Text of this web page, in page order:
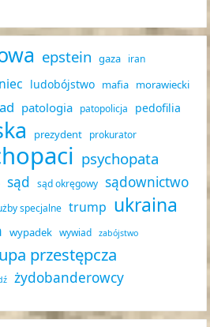
epstein gaza iran
ludobójstwo mafia morawiecki
patologia patopolicja pedofilia
prezydent prokurator
psychopata
sąd sąd okręgowy sądownictwo
specjalne trump ukraina
wypadek wywiad zabójstwo
przestępcza
żydobanderowcy